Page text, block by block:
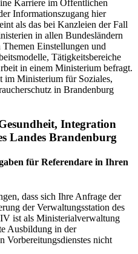
Karriere im Öffentlichen
Informationszugang hier
als das bei Kanzleien der Fall
in allen Bundesländern
Themen Einstellungen und
Tätigkeitsbereiche
in einem Ministerium befragt.
im Ministerium für Soziales,
in Brandenburg
Integration
Landes Brandenburg
für Referendare in Ihren
dass sich Ihre Anfrage der
der Verwaltungsstation des
ist als Ministerialverwaltung
Ausbildung in der
Vorbereitungsdienstes nicht